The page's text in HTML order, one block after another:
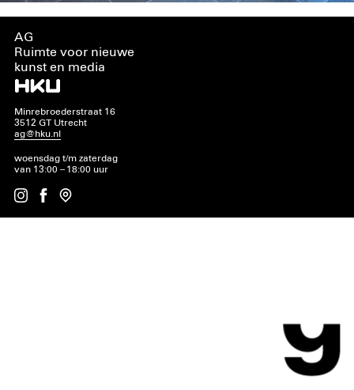
AG
Ruimte voor nieuwe
kunst en media
Minrebroederstraat 16
3512 GT Utrecht
ag@hku.nl
woensdag t/m zaterdag
van 13:00 – 18:00 uur